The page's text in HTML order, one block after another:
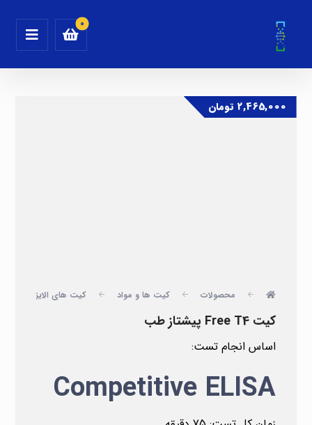
محصولات کیت ها و مواد کیت های الایزا
کیت Free T4 پیشتاز طب
2,465,000 تومان
اساس انجام تست:
Competitive ELISA